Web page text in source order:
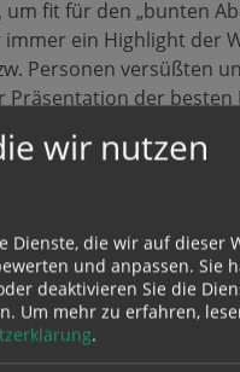
fit für den „bunten
ein Highlight der
Personen versüßten
Präsentation der besten
bis hin zu einer
in der Disco noch
wurden am Freitag noch
Essen ging es wieder
schönen Erinnerungen im
wir nutzen
Dienste, die wir auf dieser
und anpassen. Sie
deaktivieren Sie die
Um mehr zu erfahren,
.